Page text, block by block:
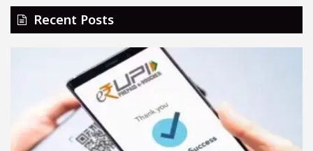
Recent Posts